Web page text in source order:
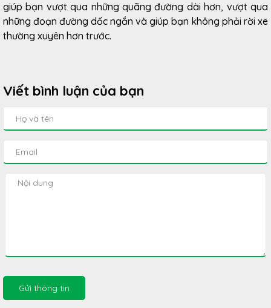
giúp bạn vượt qua những quãng đường dài hơn, vượt qua
những đoạn đường dốc ngắn và giúp bạn không phải rời xe
thường xuyên hơn trước.
Viết bình luận của bạn
Gửi thông tin